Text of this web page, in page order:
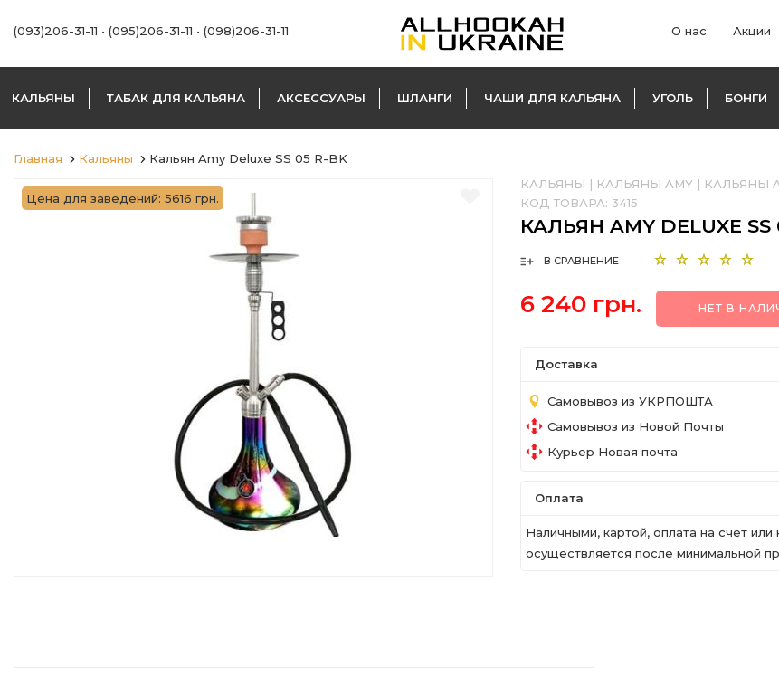
(093)206-31-11 • (095)206-31-11 • (098)206-31-11 О нас Акции
КАЛЬЯНЫ ТАБАК ДЛЯ КАЛЬЯНА АКСЕССУАРЫ ШЛАНГИ ЧАШИ ДЛЯ КАЛЬЯНА УГОЛЬ БОНГИ
Главная Кальяны Кальян Amy Deluxe SS 05 R-BK
Цена для заведений: 5616 грн.
КАЛЬЯНЫ | КАЛЬЯНЫ AMY | КАЛЬЯНЫ
КОД ТОВАРА: 3415
КАЛЬЯН AMY DELUXE SS
В СРАВНЕНИЕ
6 240 грн. НЕТ В
Доставка
Самовывоз из УКРПОШТА
Самовывоз из Новой Почты
Курьер Новая почта
Оплата
Наличными, картой, оплата на счет
осуществляется после минимальной